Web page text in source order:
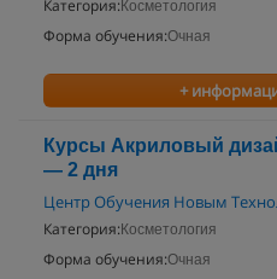
Категория: Косметология
Форма обучения:Очная
+
Курсы Акриловый
— 2 дня
Центр Обучения Новым
Категория: Косметология
Форма обучения:Очная